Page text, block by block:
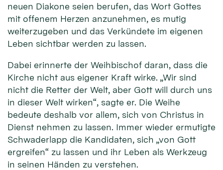
neuen Diakone seien berufen, das Wort Gottes
mit offenem Herzen anzunehmen, es mutig
weiterzugeben und das Verkündete im eigenen
Leben sichtbar werden zu lassen.
Dabei erinnerte der Weihbischof daran, dass die
Kirche nicht aus eigener Kraft wirke. „Wir sind
nicht die Retter der Welt, aber Gott will durch uns
in dieser Welt wirken“, sagte er. Die Weihe
bedeute deshalb vor allem, sich von Christus in
Dienst nehmen zu lassen. Immer wieder ermutigte
Schwaderlapp die Kandidaten, sich „von Gott
ergreifen“ zu lassen und ihr Leben als Werkzeug
in seinen Händen zu verstehen.